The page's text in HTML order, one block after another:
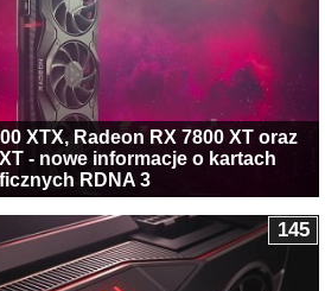
XTX, Radeon RX 7800 XT oraz
- nowe informacje o kartach
RDNA 3
145